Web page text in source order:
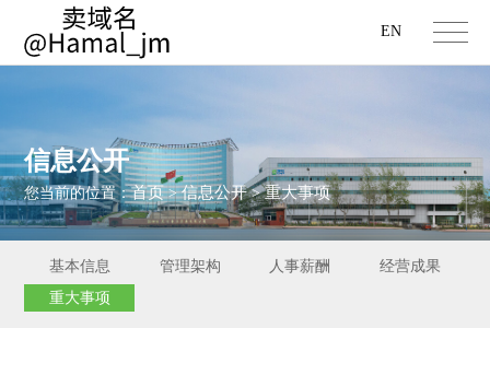
EN
信息公开
您当前的位置：首页>信息公开>重大事项
基本信息 管理架构 人事薪酬
经营成果
重大事项